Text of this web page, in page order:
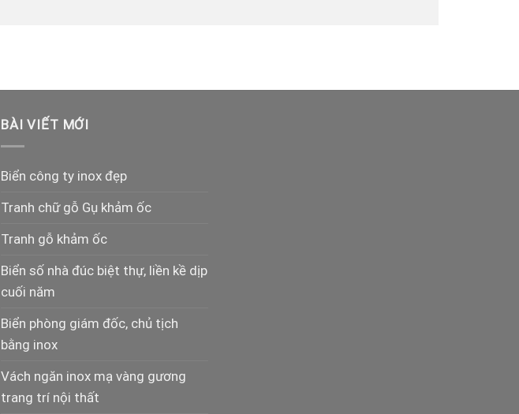
BÀI VIẾT MỚI
Biển công ty inox đẹp
Tranh chữ gỗ Gụ khảm ốc
Tranh gỗ khảm ốc
Biển số nhà đúc biệt thự, liền kề dịp
cuối năm
Biển phòng giám đốc, chủ tịch
bằng inox
Vách ngăn inox mạ vàng gương
trang trí nội thất